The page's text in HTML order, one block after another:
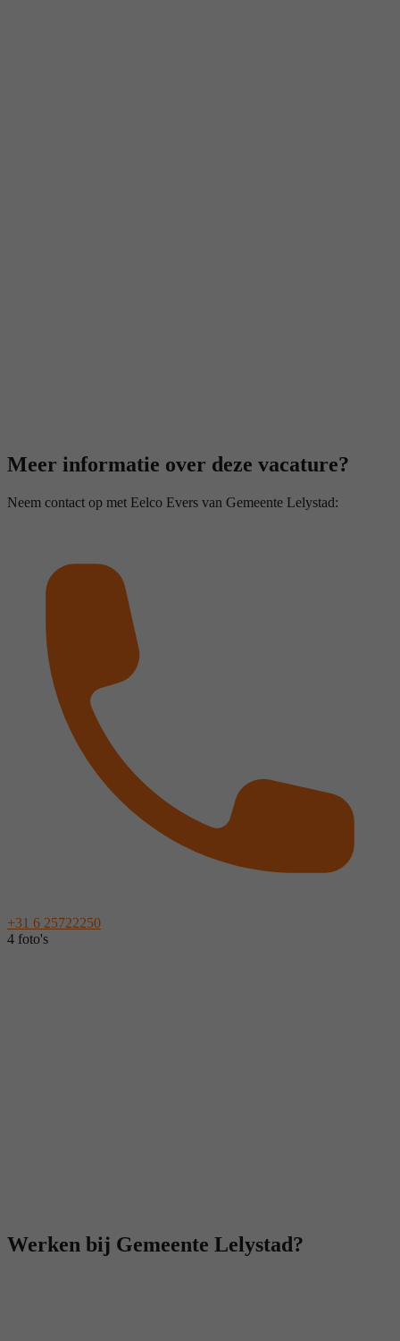
Meer informatie over deze vacature?
Neem contact op met Eelco Evers van Gemeente Lelystad:
+31 6 25722250
4 foto's
Werken bij Gemeente Lelystad?